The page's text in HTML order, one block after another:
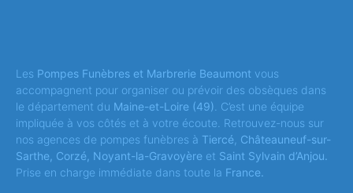
Les Pompes Funèbres et Marbrerie Beaumont vous
accompagnent pour organiser ou prévoir des obsèques dans
le département du Maine-et-Loire (49). C’est une équipe
impliquée à vos côtés et à votre écoute. Retrouvez-nous sur
nos agences de pompes funèbres à Tiercé, Châteauneuf-sur-
Sarthe, Corzé, Noyant-la-Gravoyère et Saint Sylvain d’Anjou.
Prise en charge immédiate dans toute la France.